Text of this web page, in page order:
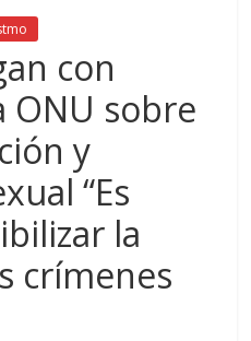
con
ONU sobre
y
“Es
la
crímenes